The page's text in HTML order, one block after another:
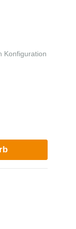
Konfiguration